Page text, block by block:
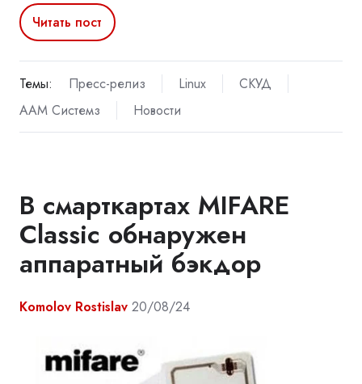
Читать пост
Темы: Пресс-релиз Linux
СКУД
ААМ Системз
Новости
В смарткартах MIFARE
Classic обнаружен
аппаратный бэкдор
Komolov Rostislav 20/08/24